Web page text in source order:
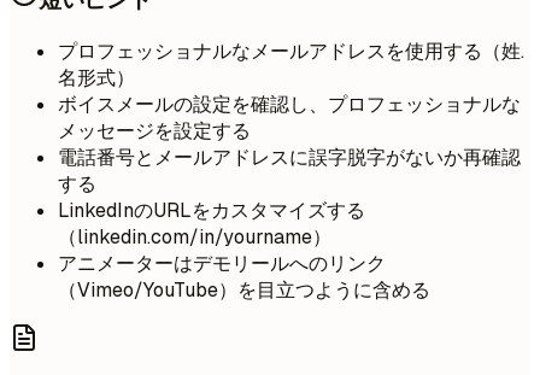
プロフェッショナルなメールアドレスを使用する（姓.
名形式）
ボイスメールの設定を確認し、プロフェッショナルな
メッセージを設定する
電話番号とメールアドレスに誤字脱字がないか再確認
する
LinkedInのURLをカスタマイズする
（linkedin.com/in/yourname）
アニメーターはデモリールへのリンク
（Vimeo/YouTube）を目立つように含める